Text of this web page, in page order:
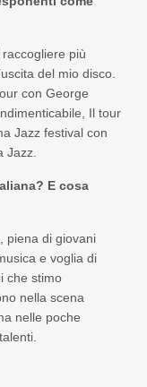
più
del mio disco.
con George
Il tour
Jazz festival con
Jazz.
E cosa
piena di giovani
e voglia di
che stimo
nella scena
nelle poche